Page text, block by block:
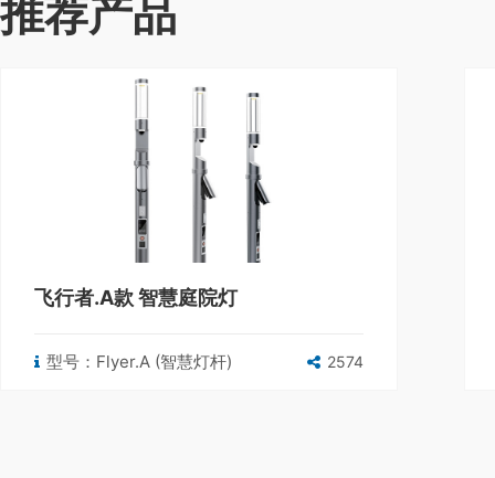
推荐产品
飞行者.A款 智慧庭院灯
型号：Flyer.A (智慧灯杆) 2574